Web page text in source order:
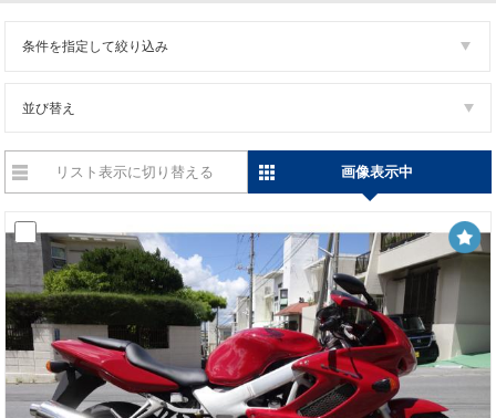
条件を指定して絞り込み
並び替え
リスト表示に切り替える 画像表示中